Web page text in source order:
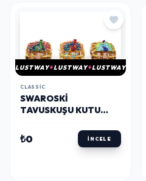
LUSTWAY LUSTWAY LUSTWAY
CLASSIC
SWAROSKI
TAVUSKUŞU KUTU
₺0 İNCELE